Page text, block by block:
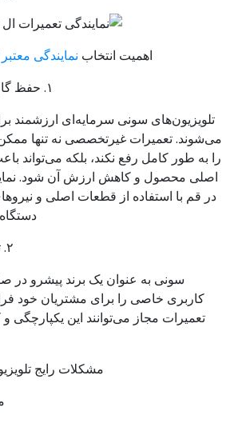
اهمیت انتخاب نمایندگی
۱. حفظ گارانتی و ارزش دستگاه
تلویزیون‌های سونی سرمایه‌ای ارزشمند
می‌شوند. تعمیرات غیرتخصصی نه تنها
را به طور کامل رفع نکند، بلکه می‌تواند
اصلی محصول و کاهش ارزش آن شود.
در قم با استفاده از قطعات اصلی و
۲. تجربه کاربری یکپارچه
سونی به عنوان یک برند پیشرو در
کاربری خاصی را برای مشتریان خود
تعمیرات مجاز می‌توانند این یکپارچگی
مشکلات رایج